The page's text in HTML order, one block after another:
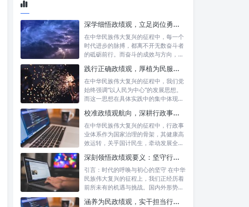
深学细悟政绩观，立足岗位勇争先：新时代奋斗者的思想指引与实践航标
在中华民族伟大复兴的征程中，每一个
时代进步的脉搏，都离不开无数奋斗者
的砥砺前行。而奋斗的成效与方向，又
践行正确政绩观，厚植为民服务根基：迈向高质量发展的根本遵循
在中华民族伟大复兴的征程中，我们党
始终强调“以人民为中心”的发展思想。
而这一思想在具体实践中的集中体现，
校准政绩观航向，深耕行政事业本职：新时代高质量发展的双重 imperative
在中华民族伟大复兴的征程中，行政事
业体系作为国家治理的骨架，其健康高
效运转，关乎国计民生，牵动发展全
深刻领悟政绩观要义：坚守行政事业初心，绘就为民服务新篇章
引言：时代的呼唤与初心的坚守 在中华
民族伟大复兴的征程上，我们正经历着
前所未有的机遇与挑战。国内外形势复
涵养为民政绩观，实干担当行稳致远：新时代公仆的价值坐标与实践航向